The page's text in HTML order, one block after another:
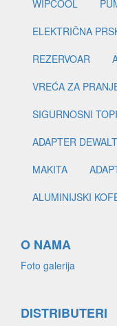
WIPCOOL
ELEKTRIČNA
REZERVOAR
VREĆA ZA
SIGURNOSNI
ADAPTER DEWALT
MAKITA
ALUMINIJSKI
O NAMA
Foto galerija
DISTRIBUTERI